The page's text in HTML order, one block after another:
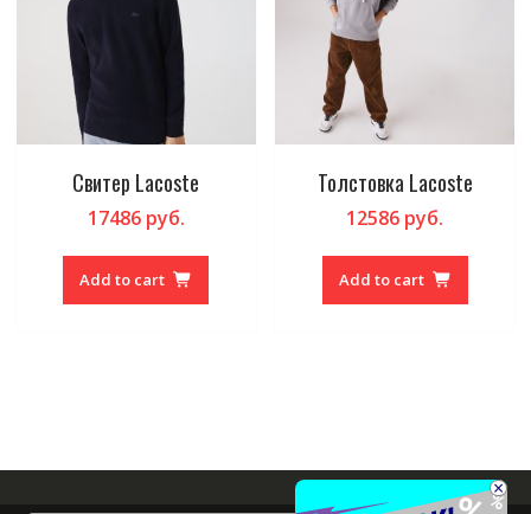
Свитер Lacoste
17486руб.
Add to cart
Толстовка Lacoste
12586 руб.
Add to cart
×